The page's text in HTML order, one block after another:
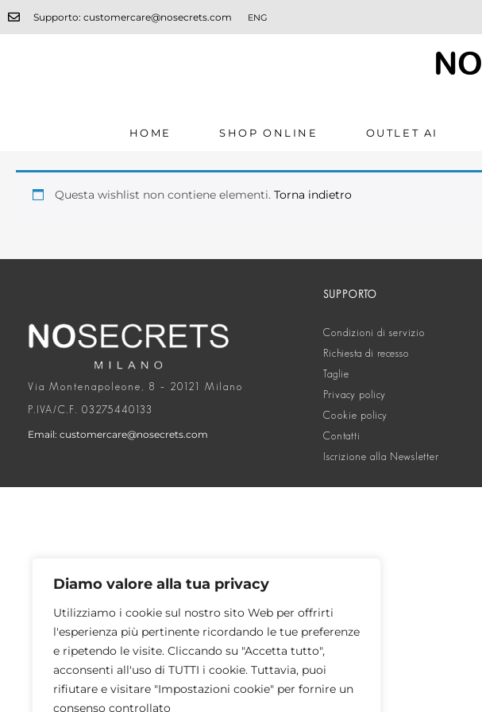
Diamo valore alla tua privacy
Utilizziamo i cookie sul nostro sito Web per offrirti
l'esperienza più pertinente ricordando le tue preferenze
e ripetendo le visite. Cliccando su "Accetta tutto",
acconsenti all'uso di TUTTI i cookie. Tuttavia, puoi
rifiutare e visitare "Impostazioni cookie" per fornire un
consenso controllato
Supporto: customercare@nosecrets.com ENG
NO
HOME SHOP ONLINE OUTLET AI
Questa wishlist non contiene elementi. Torna indietro
Via Montenapoleone, 8 – 20121 Milano
P.IVA/C.F. 03275440133
Email: customercare@nosecrets.com
SUPPORTO
Condizioni di servizio
Richiesta di recesso
Taglie
Privacy policy
Cookie policy
Contatti
Iscrizione alla Newsletter